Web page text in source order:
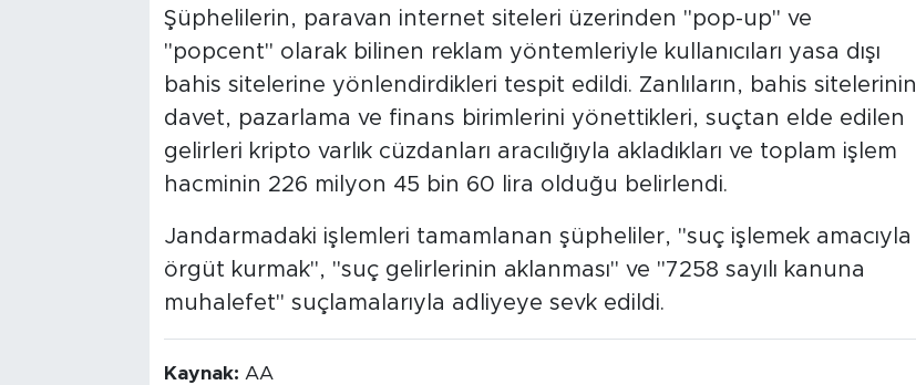
Şüphelilerin, paravan internet siteleri üzerinden "pop-up" ve
"popcent" olarak bilinen reklam yöntemleriyle kullanıcıları yasa dışı
bahis sitelerine yönlendirdikleri tespit edildi. Zanlıların, bahis sitelerinin
davet, pazarlama ve finans birimlerini yönettikleri, suçtan elde edilen
gelirleri kripto varlık cüzdanları aracılığıyla akladıkları ve toplam işlem
hacminin 226 milyon 45 bin 60 lira olduğu belirlendi.
Jandarmadaki işlemleri tamamlanan şüpheliler, "suç işlemek amacıyla
örgüt kurmak", "suç gelirlerinin aklanması" ve "7258 sayılı kanuna
muhalefet" suçlamalarıyla adliyeye sevk edildi.
Kaynak: AA